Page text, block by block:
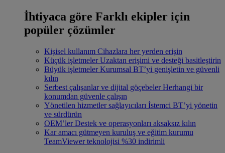
İhtiyaca göre Farklı ekipler için
popüler çözümler
Kişisel kullanım Cihazlara her yerden erişin
Küçük işletmeler Uzaktan erişimi ve desteği basitleştirin
Büyük işletmeler Kurumsal BT’yi genişletin ve güvenli
kılın
Serbest çalışanlar ve dijital göçebeler Herhangi bir
konumdan güvenle çalışın
Yönetilen hizmetler sağlayıcıları İstemci BT’yi yönetin
ve sürdürün
OEM’ler Destek ve operasyonları aksaksız kılın
Kar amacı gütmeyen kuruluş ve eğitim kurumu
TeamViewer teknolojisi %30 indirimli